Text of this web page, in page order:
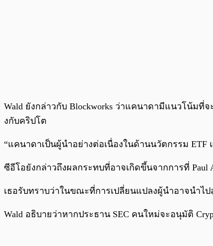
Wald ยังกล่าวกับ Blockworks ว่าแคนาดามีแนวโน้ม
งกับคริปโต
“แคนาดาเป็นผู้นำอย่างต่อเนื่องในด้านนวัตกรรม ETF
ซีอีโอยังกล่าวถึงผลกระทบที่อาจเกิดขึ้นจากการที่ Paul
เธอรับทราบว่าในขณะที่การเปลี่ยนแปลงผู้นำอาจนำไ
Wald อธิบายว่าหากประธาน SEC คนใหม่จะอนุมัติ